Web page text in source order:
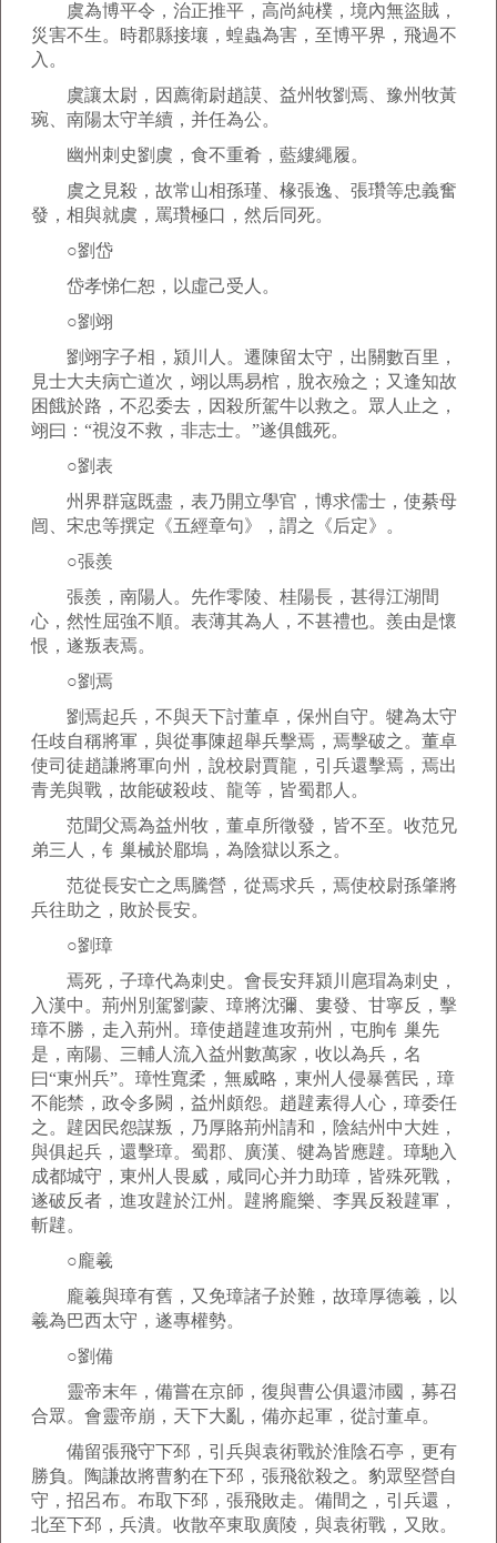
虞為博平令，治正推平，高尚純樸，境內無盜賊，
災害不生。時郡縣接壤，蝗蟲為害，至博平界，飛過不
入。
虞讓太尉，因薦衛尉趙謨、益州牧劉焉、豫州牧黃
琬、南陽太守羊續，并任為公。
幽州刺史劉虞，食不重肴，藍縷繩履。
虞之見殺，故常山相孫瑾、椽張逸、張瓚等忠義奮
發，相與就虞，罵瓚極口，然后同死。
○劉岱
岱孝悌仁恕，以虛己受人。
○劉翊
劉翊字子相，潁川人。遷陳留太守，出關數百里，
見士大夫病亡道次，翊以馬易棺，脫衣殮之；又逢知故
困餓於路，不忍委去，因殺所駕牛以救之。眾人止之，
翊曰：“視沒不救，非志士。”遂俱餓死。
○劉表
州界群寇既盡，表乃開立學官，博求儒士，使綦母
闿、宋忠等撰定《五經章句》，謂之《后定》。
○張羨
張羨，南陽人。先作零陵、桂陽長，甚得江湖間
心，然性屈強不順。表薄其為人，不甚禮也。羨由是懷
恨，遂叛表焉。
○劉焉
劉焉起兵，不與天下討董卓，保州自守。犍為太守
任歧自稱將軍，與從事陳超舉兵擊焉，焉擊破之。董卓
使司徒趙謙將軍向州，說校尉賈龍，引兵還擊焉，焉出
青羌與戰，故能破殺歧、龍等，皆蜀郡人。
范聞父焉為益州牧，董卓所徵發，皆不至。收范兄
弟三人，钅巢械於郿塢，為陰獄以系之。
范從長安亡之馬騰營，從焉求兵，焉使校尉孫肇將
兵往助之，敗於長安。
○劉璋
焉死，子璋代為刺史。會長安拜潁川扈瑁為刺史，
入漢中。荊州別駕劉蒙、璋將沈彌、婁發、甘寧反，擊
璋不勝，走入荊州。璋使趙韙進攻荊州，屯朐钅巢先
是，南陽、三輔人流入益州數萬家，收以為兵，名
曰“東州兵”。璋性寬柔，無威略，東州人侵暴舊民，璋
不能禁，政令多闕，益州頗怨。趙韙素得人心，璋委任
之。韙因民怨謀叛，乃厚賂荊州請和，陰結州中大姓，
與俱起兵，還擊璋。蜀郡、廣漢、犍為皆應韙。璋馳入
成都城守，東州人畏威，咸同心并力助璋，皆殊死戰，
遂破反者，進攻韙於江州。韙將龐樂、李異反殺韙軍，
斬韙。
○龐羲
龐羲與璋有舊，又免璋諸子於難，故璋厚德羲，以
羲為巴西太守，遂專權勢。
○劉備
靈帝末年，備嘗在京師，復與曹公俱還沛國，募召
合眾。會靈帝崩，天下大亂，備亦起軍，從討董卓。
備留張飛守下邳，引兵與袁術戰於淮陰石亭，更有
勝負。陶謙故將曹豹在下邳，張飛欲殺之。豹眾堅營自
守，招呂布。布取下邳，張飛敗走。備間之，引兵還，
北至下邳，兵潰。收散卒東取廣陵，與袁術戰，又敗。